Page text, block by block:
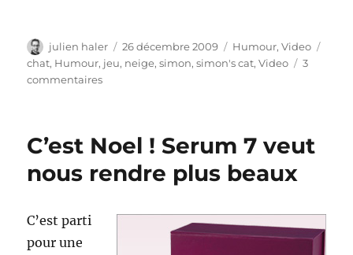
Auteur
julien haler
Publié
le
26 décembre 2009 Catégories
Humour,Video
chat, Humour, jeu, neige,simon,simon's cat,Video
3
commentairessur
Business
C’est Noel ! Serum 7 veut
nous rendre plus beaux
C’est parti
pour une